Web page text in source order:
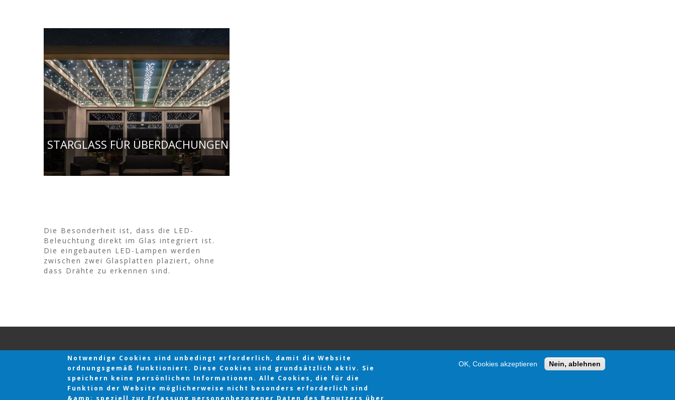
STARGLASS FÜR ÜBERDACHUNGEN
Die Besonderheit ist, dass die LED-
Beleuchtung direkt im Glas integriert ist.
Die eingebauten LED-Lampen werden
zwischen zwei Glasplatten plaziert, ohne
dass Drähte zu erkennen sind.
Notwendige Cookies sind unbedingt erforderlich, damit die Website
ordnungsgemäß funktioniert. Diese Cookies sind grundsätzlich aktiv. Sie
speichern keine persönlichen Informationen. Alle Cookies, die für die
Funktion der Website möglicherweise nicht besonders erforderlich sind
&amp; speziell zur Erfassung personenbezogener Daten des Benutzers über
OK, Cookies akzeptieren Nein, ablehnen